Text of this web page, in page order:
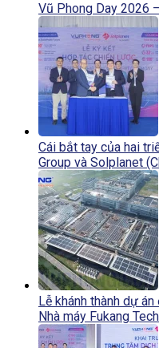
Vũ Phong Day 2026
Cái bắt tay của hai
Group và Solplanet
Lễ khánh thành dự
Nhà máy Fukang